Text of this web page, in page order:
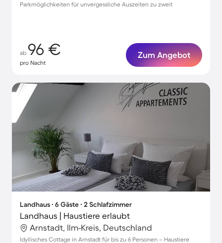
Parkmöglichkeiten für unvergessliche Auszeiten zu zweit
ab 96 €
pro Nacht
Zum Angebot
Landhaus ∙ 6 Gäste ∙ 2 Schlafzimmer
Landhaus | Haustiere erlaubt
Arnstadt, Ilm-Kreis, Deutschland
Idyllisches Cottage in Arnstadt für bis zu 6 Personen – Haustiere